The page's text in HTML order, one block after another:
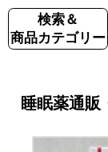
検索＆
商品カテゴリー
睡眠薬通販